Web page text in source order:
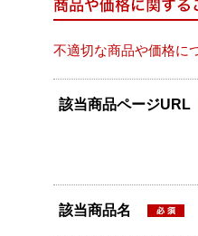
不適切な商品や価格に
該当商品ページURL
該当商品名